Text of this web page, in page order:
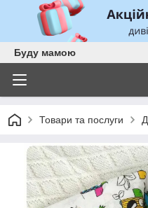
Буду мамою
Товари та послуги